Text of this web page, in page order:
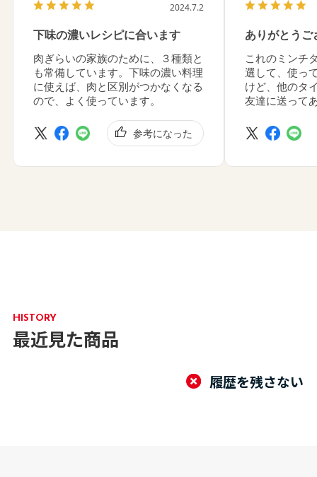
2024.7.2
下味の濃いレシピに合います
肉ぎらいの家族のために、３種類と
も常備しています。下味の濃い料理
に使えば、肉と区別がつかなくなる
ので、よく使っています。
参考になった
ありがとうご
これのミンチ
選して、使っ
けど、他のタ
友達に送って
HISTORY
最近見た商品
履歴を残さない